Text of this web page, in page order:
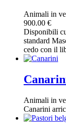
Animali in
900.00 €
Disponibili
standard
cedo con il
Animali in
Canarini